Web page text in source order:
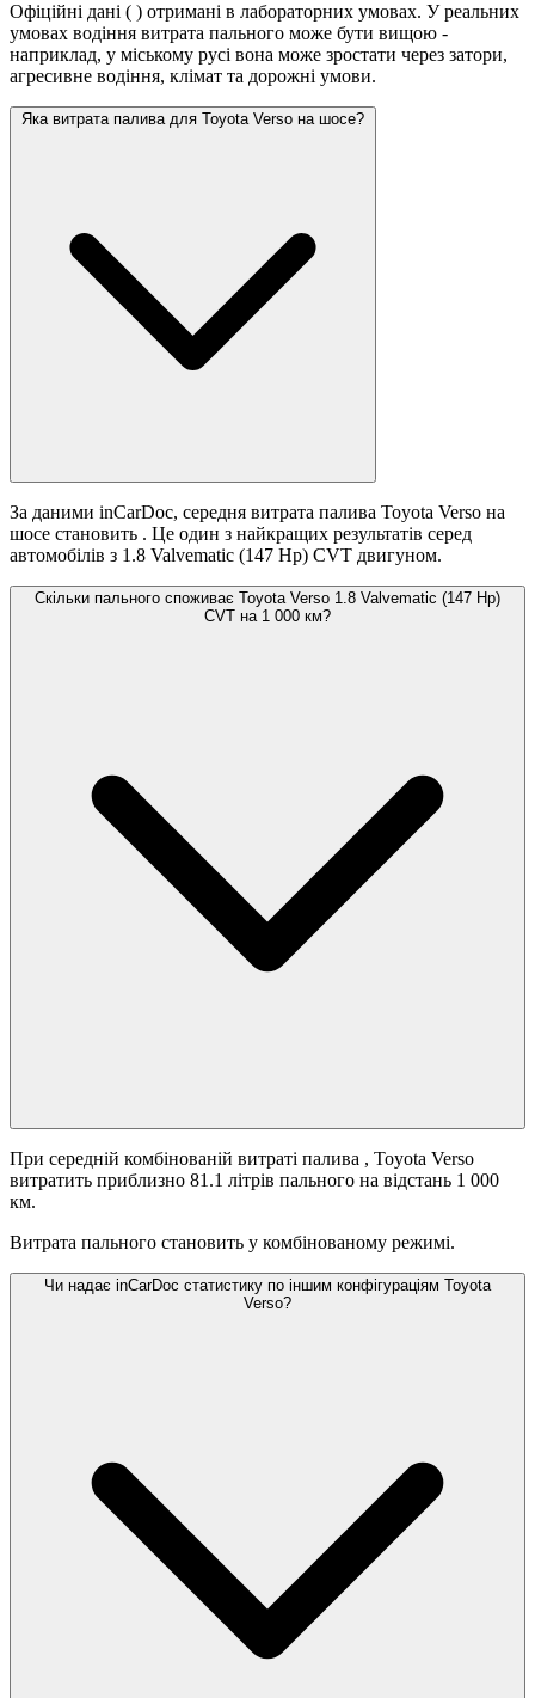
Офіційні дані ( ) отримані в лабораторних умовах. У реальних
умовах водіння витрата пального може бути вищою -
наприклад, у міському русі вона може зростати через затори,
агресивне водіння, клімат та дорожні умови.
Яка витрата палива для Toyota Verso на шосе?
За даними inCarDoc, середня витрата палива Toyota Verso на
шосе становить . Це один з найкращих результатів серед
автомобілів з 1.8 Valvematic (147 Hp) CVT двигуном.
Скільки пального споживає Toyota Verso 1.8 Valvematic (147 Hp)
CVT на 1 000 км?
При середній комбінованій витраті палива , Toyota Verso
витратить приблизно 81.1 літрів пального на відстань 1 000
км.
Витрата пального становить у комбінованому режимі.
Чи надає inCarDoc статистику по іншим конфігураціям Toyota
Verso?